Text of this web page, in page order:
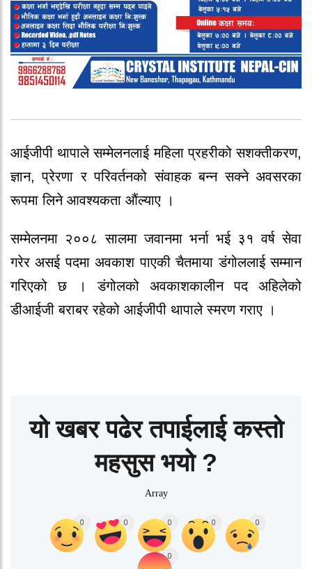
आईजीपी थापाले सम्मेलनलाई महिला प्रहरीको सशक्तीकरण,
ज्ञान, प्रेरणा र परिवर्तनको संवाहक बन्न सक्ने अवसरका
रूपमा लिने आवश्यकता औंल्याए ।
सम्मेलनमा २००८ सालमा जवानमा भर्ना भई ३१ वर्ष सेवा
गरेर असई पदमा अवकाश पाएकी चैतमाया डंगोललाई सम्मान
गरिएको छ । डंगोलको अवकाशकालीन पद अहिलेको
डीआईजी बराबर रहेको आईजीपी थापाले स्मरण गराए ।
यो खबर पढेर तपाईलाई कस्तो
महसुस भयो ?
Array
0 0 0 0 0
0